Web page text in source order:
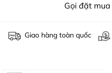
Gọi đặt mua
Giao hàng toàn quốc